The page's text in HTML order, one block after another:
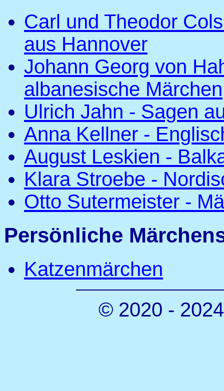
Carl und Theodor
aus Hannover
Johann Georg von
albanesische
Ulrich Jahn - Sagen
Anna Kellner -
August Leskien -
Klara Stroebe -
Otto Sutermeister -
Persönliche
Katzenmärchen
© 2020 -